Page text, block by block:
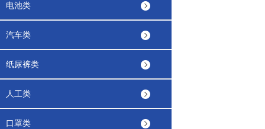
电池类
汽车类
纸尿裤类
人工类
口罩类